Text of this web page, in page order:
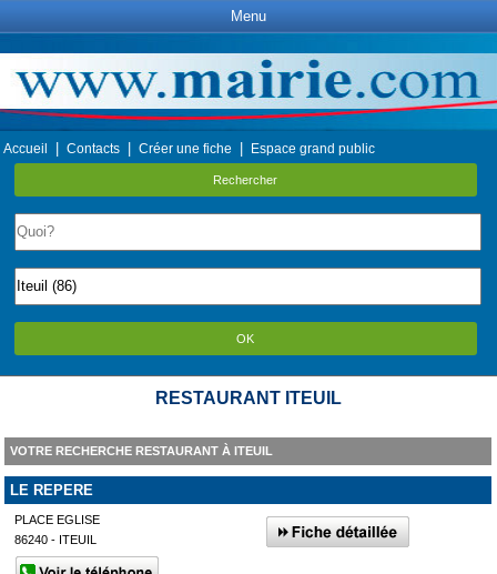
Menu
Accueil Contacts Créer une fiche Espace grand public
Rechercher
OK
RESTAURANT ITEUIL
VOTRE RECHERCHE RESTAURANT À ITEUIL
LE REPERE
PLACE EGLISE
86240 - ITEUIL